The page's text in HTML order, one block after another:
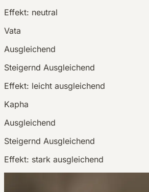
Effekt: neutral
Vata
Ausgleichend
Steigernd Ausgleichend
Effekt: leicht ausgleichend
Kapha
Ausgleichend
Steigernd Ausgleichend
Effekt: stark ausgleichend